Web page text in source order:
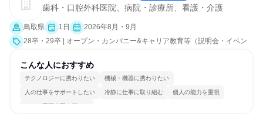
歯科・口腔外科医院、病院・診療所、看護・介護
鳥取県 1日
2026年8月・9月
28卒・29卒 | オープン・カンパニー&キャリア教育等（説明会・イベン
体験）
こんな人におすすめ
テクノロジーに携わりたい 機械・機器に携わりたい
人の仕事をサポートしたい 冷静に仕事に取り組む 個人の能力を重視
一つの専門分野を極める